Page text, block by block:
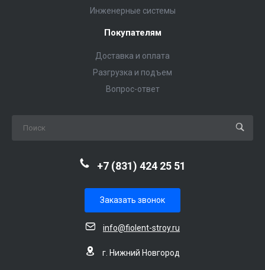
Инженерные системы
Покупателям
Доставка и оплата
Разгрузка и подъем
Вопрос-ответ
+7 (831) 424 25 51
Заказать звонок
info@fiolent-stroy.ru
г. Нижний Новгород